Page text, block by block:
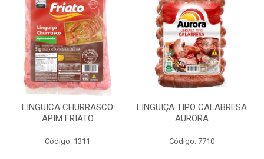
LINGUICA CHURRASCO
APIM FRIATO
Código: 1311
LINGUIÇA TIPO CALABRESA
AURORA
Código: 7710